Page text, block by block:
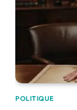
POLITIQUE